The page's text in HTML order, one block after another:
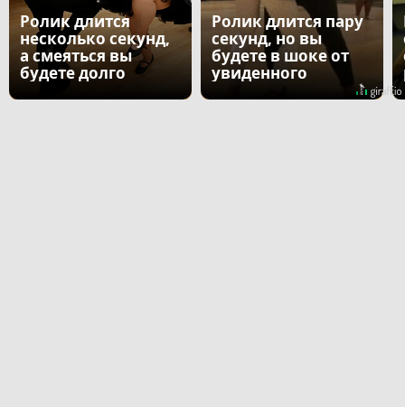
Ролик длится
несколько секунд,
а смеяться вы
будете долго
Ролик длится пару
секунд, но вы
будете в шоке от
увиденного